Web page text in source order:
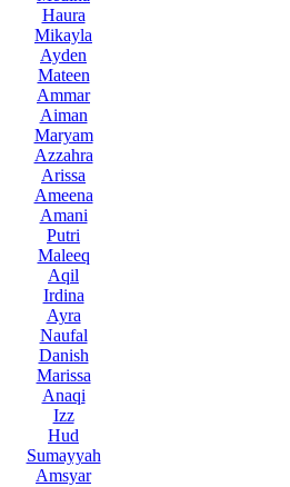
Haura
Mikayla
Ayden
Mateen
Ammar
Aiman
Maryam
Azzahra
Arissa
Ameena
Amani
Putri
Maleeq
Aqil
Irdina
Ayra
Naufal
Danish
Marissa
Anaqi
Izz
Hud
Sumayyah
Amsyar